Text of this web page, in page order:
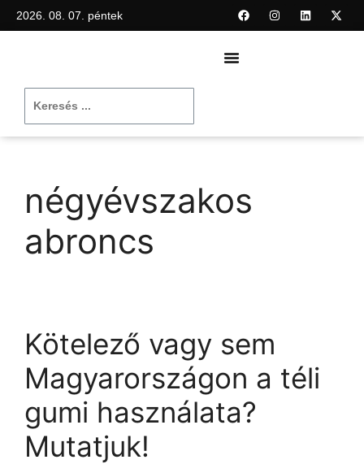
2026. 08. 07. péntek
négyévszakos
abroncs
Kötelező vagy sem
Magyarországon a téli
gumi használata?
Mutatjuk!